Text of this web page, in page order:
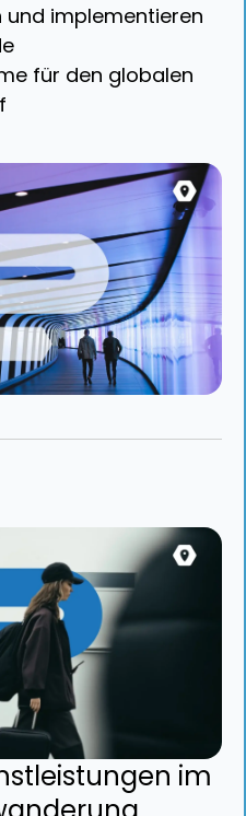
und implementieren
für den globalen
im